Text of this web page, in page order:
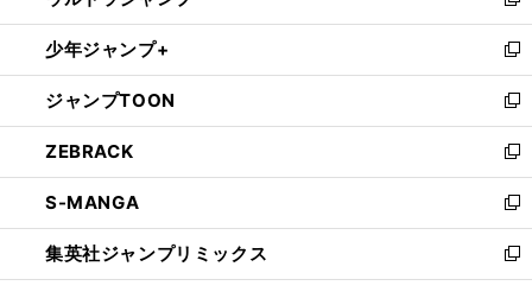
開
く
ウ
で
開
く
ン
ド
ウ
で
開
く
ウ
ィ
ン
ド
ウ
で
開
く
し
い
ウ
ィ
ン
ド
ウ
で
開
く
少年ジャンプ+
新
し
い
ウ
ィ
ン
ド
ウ
で
開
ジャンプTOON
新
し
い
ウ
ィ
ン
ド
ウ
ZEBRACK
新
し
い
ウ
ィ
ン
S-MANGA
新
し
い
ウ
集英社ジャンプリミックス
新
し